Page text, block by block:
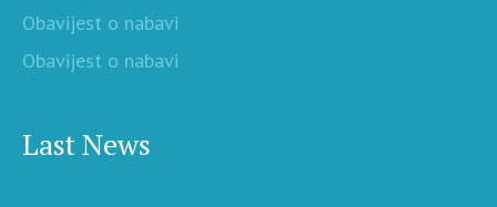
Obavijest o nabavi
Obavijest o nabavi
Last News